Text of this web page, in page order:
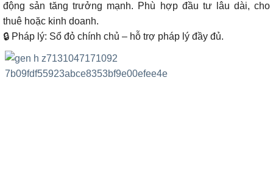
động sản tăng trưởng mạnh. Phù hợp đầu tư lâu dài, cho
thuê hoặc kinh doanh.
🔒 Pháp lý: Sổ đỏ chính chủ – hỗ trợ pháp lý đầy đủ.